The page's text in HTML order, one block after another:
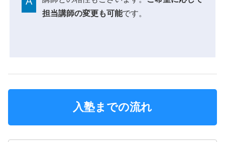
担当講師の変更も可能です。
入塾までの流れ